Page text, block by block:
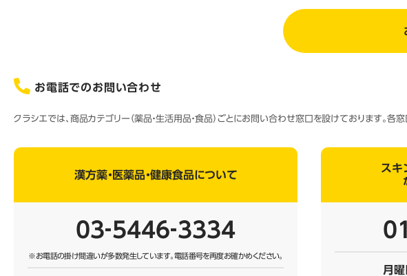
お電話でのお問い合わせ
クラシエでは、商品カテゴリー（薬品・生活用品・食品）ごとにお問い合わせ窓口を設けております。
漢方薬・医薬品・健康食品について
03‐5446‐3334
※お電話の掛け間違いが多数発生しています。電話番号を再度お確かめください。
スキ
月